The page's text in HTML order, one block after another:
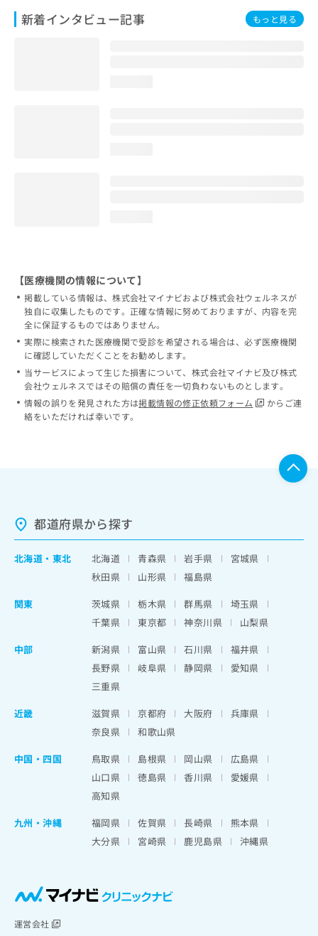
新着インタビュー記事 もっと見る
【医療機関の情報について】
掲載している情報は、株式会社マイナビおよび株式会社ウェルネスが
独自に収集したものです。正確な情報に努めておりますが、内容を完
全に保証するものではありません。
実際に検索された医療機関で受診を希望される場合は、必ず医療機関
に確認していただくことをお勧めします。
当サービスによって生じた損害について、株式会社マイナビ及び株式
会社ウェルネスではその賠償の責任を一切負わないものとします。
情報の誤りを発見された方は掲載情報の修正依頼フォーム
からご連
絡をいただければ幸いです。
都道府県から探す
北海道 ・ 東北 北海道 青森県 岩手県
宮城県
秋田県
山形県
福島県
関東
茨城県 栃木県 群馬県
埼玉県
千葉県
東京都 神奈川県
山梨県
中部
新潟県 富山県 石川県
福井県
長野県
岐阜県 静岡県
愛知県
三重県
近畿
滋賀県 京都府 大阪府
兵庫県
奈良県
和歌山県
中国・四国
鳥取県 島根県 岡山県
広島県
山口県
徳島県 香川県
愛媛県
高知県
九州・沖縄
福岡県 佐賀県 長崎県
熊本県
大分県
宮崎県 鹿児島県 沖縄県
運営会社